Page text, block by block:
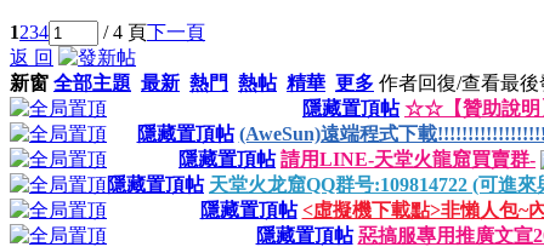
1234 / 4 頁下一頁
返 回
新窗 全部主題 最新 熱門 熱帖 精華 更多 作者回復/查看最後
隱藏置頂帖 ☆☆【贊助說
隱藏置頂帖 (AweSun)遠端程式下載
隱藏置頂帖 請用LINE-天堂火龍窟買賣群-
隱藏置頂帖 天堂火龙窟QQ群号:109814722 (可進
隱藏置頂帖 <虛擬機下載點>非懶人包~
隱藏置頂帖 惡搞服專用推廣文宣